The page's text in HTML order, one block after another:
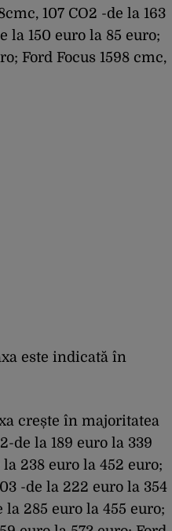
107 CO2 -de la 163
la 150 euro la 85 euro;
Ford Focus 1598 cmc,
este indicată în
crește în majoritatea
de la 189 euro la 339
238 euro la 452 euro;
-de la 222 euro la 354
la 285 euro la 455 euro;